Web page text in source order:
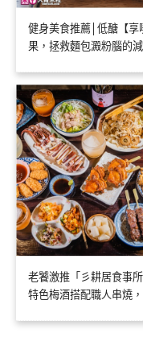
健身美食推薦│低醣【享
果，拯救麵包澱粉腦的
老饕激推「彡耕居食事
特色梅酒搭配職人串燒